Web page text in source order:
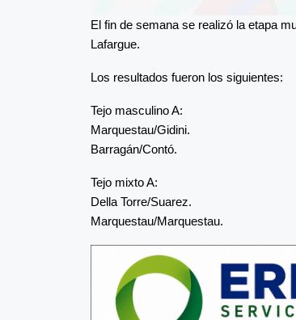
El fin de semana se realizó la etapa
Lafargue.
Los resultados fueron los siguientes:
Tejo masculino A:
Marquestau/Gidini.
Barragán/Contó.
Tejo mixto A:
Della Torre/Suarez.
Marquestau/Marquestau.